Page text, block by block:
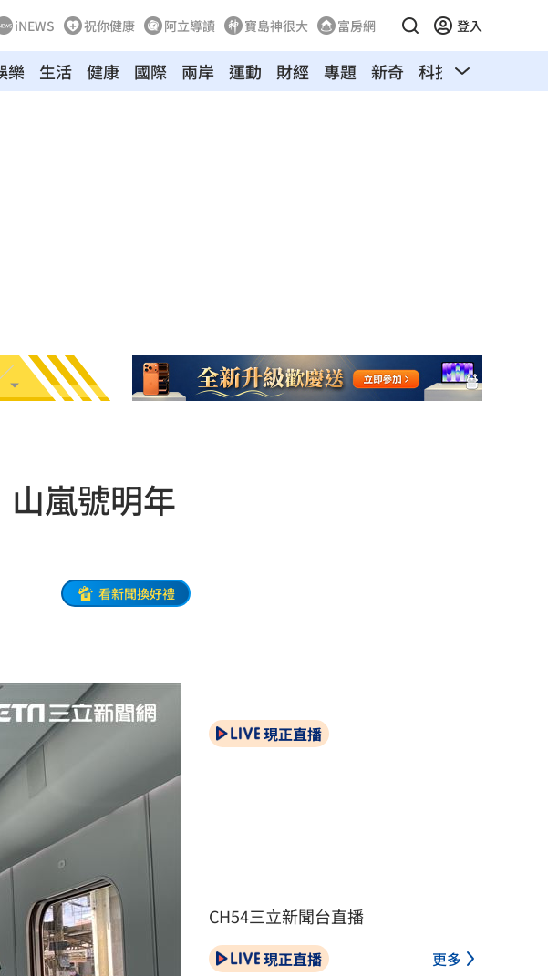
iNEWS 祝你健康 阿立導讀 寶島神很大 富房網 登入
樂 生活 健康 國際 兩岸 運動 財經 專題 新奇 科技 汽車
嵐號明年
看新聞換好禮
現正直播
CH54三立新聞台直播
現正直播 更多